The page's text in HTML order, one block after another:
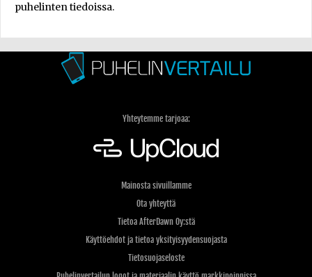
puhelinten tiedoissa.
Yhteytemme tarjoaa:
Mainosta sivuillamme
Ota yhteyttä
Tietoa AfterDawn Oy:stä
Käyttöehdot ja tietoa yksityisyydensuojasta
Tietosuojaseloste